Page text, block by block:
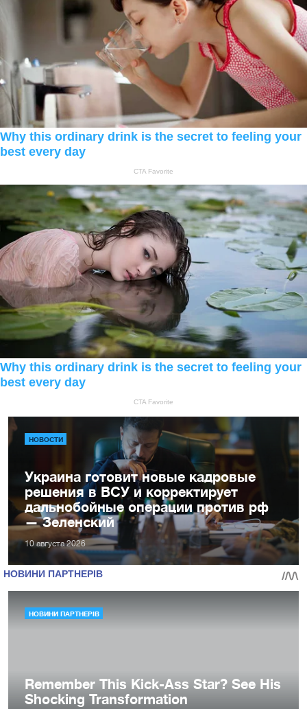
НОВОСТИ
Украина готовит новые кадровые
решения в ВСУ и корректирует
дальнобойные операции против рф
— Зеленский
10 августа 2026